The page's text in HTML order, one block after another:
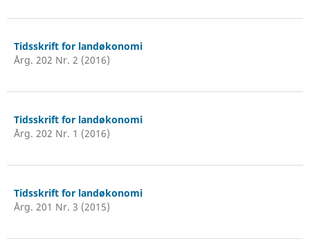
Tidsskrift for landøkonomi
Årg. 202 Nr. 2 (2016)
Tidsskrift for landøkonomi
Årg. 202 Nr. 1 (2016)
Tidsskrift for landøkonomi
Årg. 201 Nr. 3 (2015)